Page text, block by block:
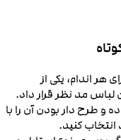
هر اندام، یکی از
لباس مد نظر قرار داد.
و طرح دار بودن آن را با
کنید.